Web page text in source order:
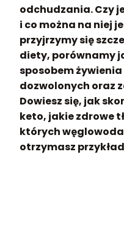
odchudzania. Czy
i co można na niej
przyjrzymy się
diety, porównamy
sposobem
dozwolonych oraz
Dowiesz się, jak
keto, jakie zdrowe
których
otrzymasz